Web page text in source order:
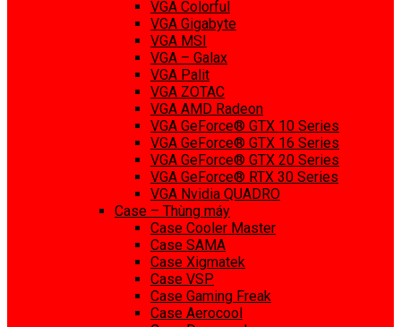
VGA Colorful
VGA Gigabyte
VGA MSI
VGA – Galax
VGA Palit
VGA ZOTAC
VGA AMD Radeon
VGA GeForce® GTX 10 Series
VGA GeForce® GTX 16 Series
VGA GeForce® GTX 20 Series
VGA GeForce® RTX 30 Series
VGA Nvidia QUADRO
Case – Thùng máy
Case Cooler Master
Case SAMA
Case Xigmatek
Case VSP
Case Gaming Freak
Case Aerocool